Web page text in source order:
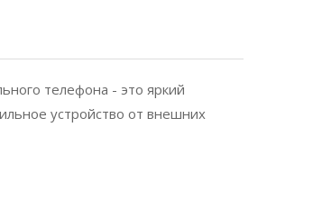
телефона - это яркий
устройство от внешних